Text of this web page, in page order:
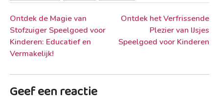
Berichtnavigatie
Ontdek de Magie van
Stofzuiger Speelgoed voor
Kinderen: Educatief en
Vermakelijk!
Ontdek het Verfrissende
Plezier van IJsjes
Speelgoed voor Kinderen
Geef een reactie